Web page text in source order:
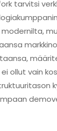
tarvitsi
ollut vain